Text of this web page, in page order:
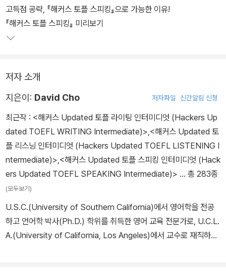
고득점 공략, 『해커스 토플 스피킹』으로 가능한 이유!
『해커스 토플 스피킹』 미리보기
저자 소개
지은이: David Cho 저자파일 신간알림 신청
최근작 : <해커스 Updated 토플 라이팅 인터미디엇 (Hackers Up
dated TOEFL WRITING Intermediate)>,<해커스 Updated 토
플 리스닝 인터미디엇 (Hackers Updated TOEFL LISTENING I
ntermediate)>,<해커스 Updated 토플 스피킹 인터미디엇 (Hack
ers Updated TOEFL SPEAKING Intermediate)> … 총 283종
(모두보기)
U.S.C.(University of Southern California)에서 영어학을 전공
하고 언어학 박사(Ph.D.) 학위를 취득한 영어 교육 전문가로, U.C.L.
A.(University of California, Los Angeles)에서 교수로 재직하며